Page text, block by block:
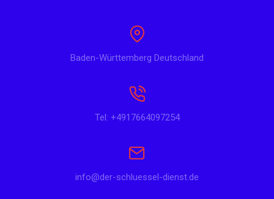
Baden-Württemberg Deutschland
Tel: +4917664097254
info@der-schluessel-dienst.de